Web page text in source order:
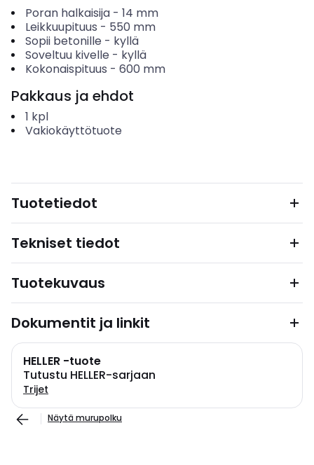
Poran halkaisija- 14 mm
Leikkuupituus - 550 mm
Sopii betonille - kyllä
Soveltuu kivelle - kyllä
Kokonaispituus - 600 mm
Pakkaus ja ehdot
1 kpl
Vakiokäyttötuote
Tuotetiedot
Tekniset tiedot
Tuotekuvaus
Dokumentit ja linkit
HELLER -tuote
Tutustu HELLER-sarjaan
Trijet
Näytä murupolku